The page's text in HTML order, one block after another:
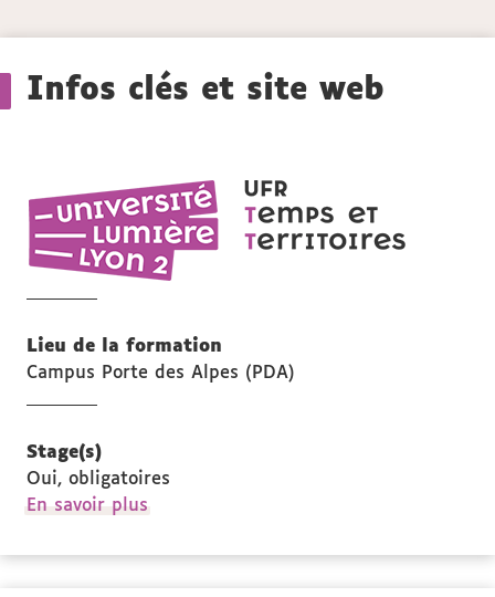
Infos clés et site web
et
Lieu de la formation
Campus Porte des Alpes (PDA)
Stage(s)
Oui, obligatoires
En savoir plus
des